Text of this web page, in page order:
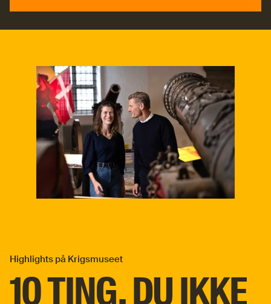
Læs mere
10 TING, DU IKKE
Highlights på Krigsmuseet